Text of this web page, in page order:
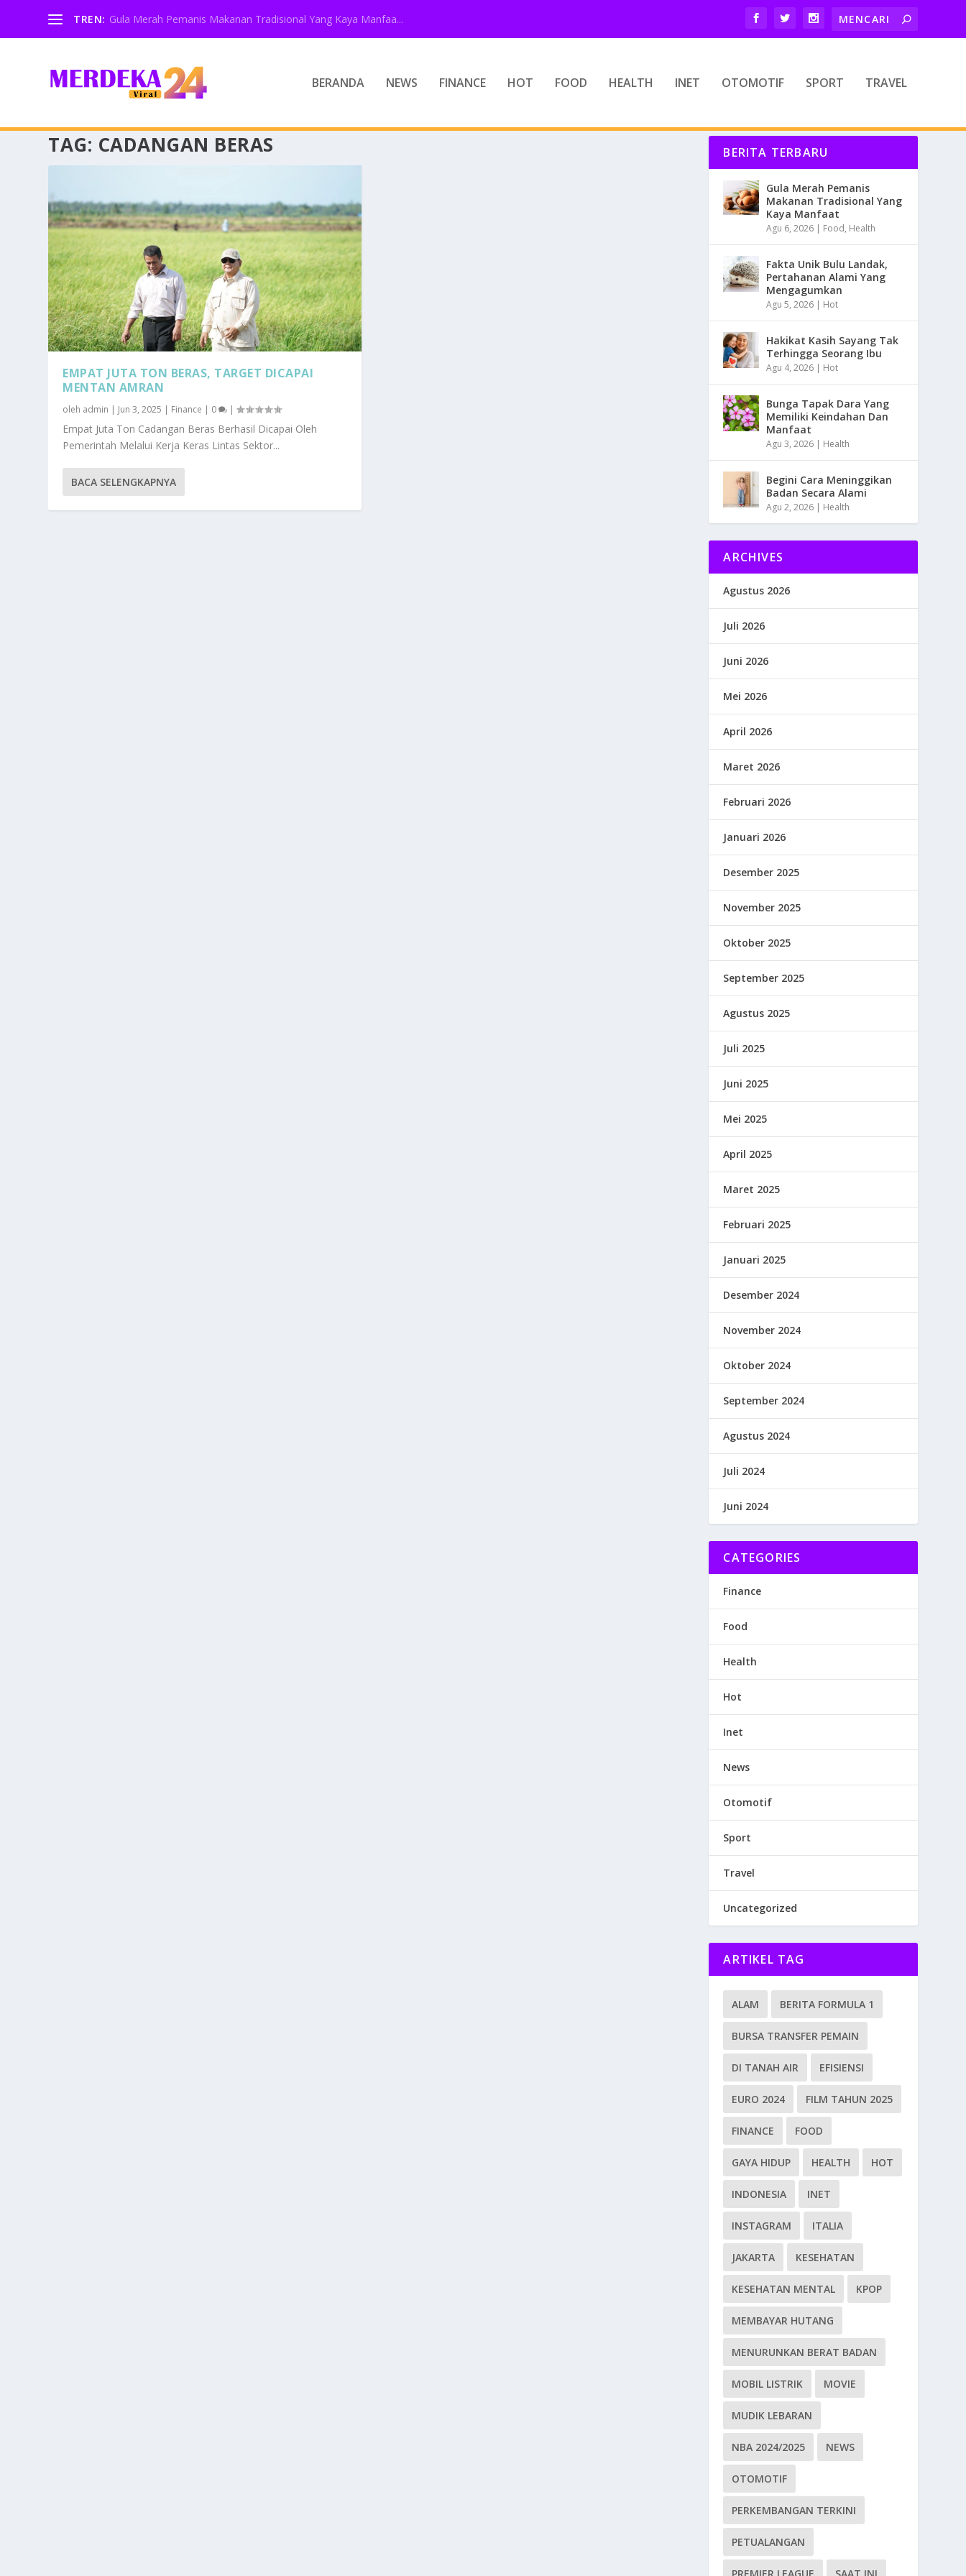
TREN: Gula Merah Pemanis Makanan Tradisional Yang Kaya Manfaa...
BERANDA NEWS FINANCE HOT FOOD HEALTH INET OTOMOTIF SPORT TRAVEL
TAG: CADANGAN BERAS
EMPAT JUTA TON BERAS, TARGET DICAPAI
MENTAN AMRAN
oleh admin | Jun 3, 2025 | Finance | 0 |
Empat Juta Ton Cadangan Beras Berhasil Dicapai Oleh
Pemerintah Melalui Kerja Keras Lintas Sektor...
BACA SELENGKAPNYA
BERITA TERBARU
Gula Merah Pemanis
Makanan Tradisional Yang
Kaya Manfaat
Agu 6, 2026 | Food, Health
Fakta Unik Bulu Landak,
Pertahanan Alami Yang
Mengagumkan
Agu 5, 2026 | Hot
Hakikat Kasih Sayang Tak
Terhingga Seorang Ibu
Agu 4, 2026 | Hot
Bunga Tapak Dara Yang
Memiliki Keindahan Dan
Manfaat
Agu 3, 2026 | Health
Begini Cara Meninggikan
Badan Secara Alami
Agu 2, 2026 | Health
ARCHIVES
Agustus 2026
Juli 2026
Juni 2026
Mei 2026
April 2026
Maret 2026
Februari 2026
Januari 2026
Desember 2025
November 2025
Oktober 2025
September 2025
Agustus 2025
Juli 2025
Juni 2025
Mei 2025
April 2025
Maret 2025
Februari 2025
Januari 2025
Desember 2024
November 2024
Oktober 2024
September 2024
Agustus 2024
Juli 2024
Juni 2024
CATEGORIES
Finance
Food
Health
Hot
Inet
News
Otomotif
Sport
Travel
Uncategorized
ARTIKEL TAG
ALAM BERITA FORMULA 1
BURSA TRANSFER PEMAIN
DI TANAH AIR EFISIENSI
EURO 2024 FILM TAHUN 2025
FINANCE FOOD
GAYA HIDUP HEALTH HOT
INDONESIA INET
INSTAGRAM ITALIA
JAKARTA KESEHATAN
KESEHATAN MENTAL KPOP
MEMBAYAR HUTANG
MENURUNKAN BERAT BADAN
MOBIL LISTRIK MOVIE
MUDIK LEBARAN
NBA 2024/2025 NEWS
OTOMOTIF
PERKEMBANGAN TERKINI
PETUALANGAN